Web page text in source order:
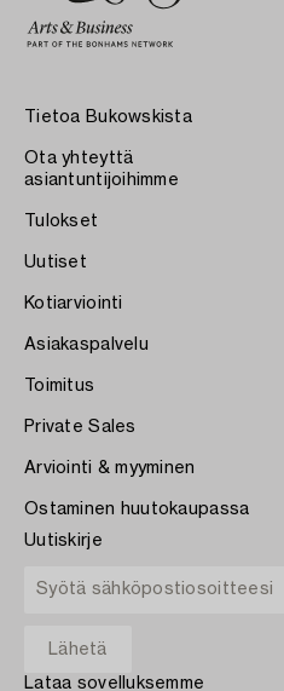
Tietoa Bukowskista
Ota yhteyttä
asiantuntijoihimme
Tulokset
Uutiset
Kotiarviointi
Asiakaspalvelu
Toimitus
Private Sales
Arviointi & myyminen
Ostaminen huutokaupassa
Uutiskirje
Lataa sovelluksemme